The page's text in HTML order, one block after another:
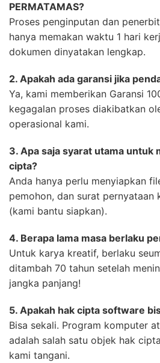
PERMATAMAS?
Proses penginputan dan
hanya memakan waktu 1 hari
dokumen dinyatakan lengkap.
2. Apakah ada garansi jika
Ya, kami memberikan Garansi
kegagalan proses diakibatkan
operasional kami.
3. Apa saja syarat utama untuk
cipta?
Anda hanya perlu menyiapkan
pemohon, dan surat pernyataan
(kami bantu siapkan).
4. Berapa lama masa berlaku
Untuk karya kreatif, berlaku
ditambah 70 tahun setelah
jangka panjang!
5. Apakah hak cipta software
Bisa sekali. Program komputer
adalah salah satu objek hak
kami tangani.